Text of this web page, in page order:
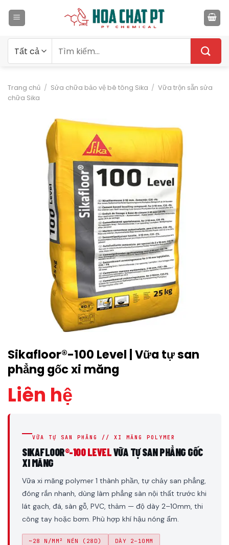
qua
kiếm:
Trang chủ / Sửa chữa bảo vệ bê tông Sika / Vữa trộn sẵn sửa
chữa Sika
Sikafloor®-100 Level | Vữa tự san
phẳng gốc xi măng
Liên hệ
VỮA TỰ SAN PHẲNG // XI MĂNG POLYMER
SIKAFLOOR®-100 LEVELVỮA TỰ SAN PHẲNG GỐC
XI MĂNG
Vữa xi măng polymer 1 thành phần, tự chảy san phẳng,
đóng rắn nhanh, dùng làm phẳng sàn nội thất trước khi
lát gạch, đá, sàn gỗ, PVC, thảm — độ dày 2–10mm, thi
công tay hoặc bơm. Phù hợp khí hậu nóng ẩm.
~28 N/MM² NÉN (28D) DÀY 2–10MM